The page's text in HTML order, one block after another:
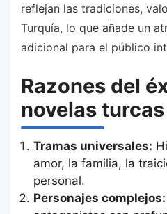
reflejan las tradiciones,
Turquía, lo que añade un
adicional para el público
Razones del
novelas turcas
Tramas universales:
amor, la familia, la
personal.
Personajes complejos: